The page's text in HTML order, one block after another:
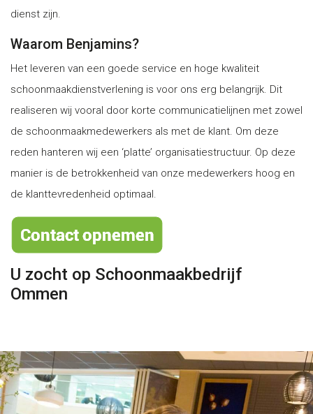
dienst zijn.
Waarom Benjamins?
Het leveren van een goede service en hoge kwaliteit
schoonmaakdienstverlening is voor ons erg belangrijk. Dit
realiseren wij vooral door korte communicatielijnen met zowel
de schoonmaakmedewerkers als met de klant. Om deze
reden hanteren wij een ‘platte’ organisatiestructuur. Op deze
manier is de betrokkenheid van onze medewerkers hoog en
de klanttevredenheid optimaal.
U zocht op Schoonmaakbedrijf
Ommen